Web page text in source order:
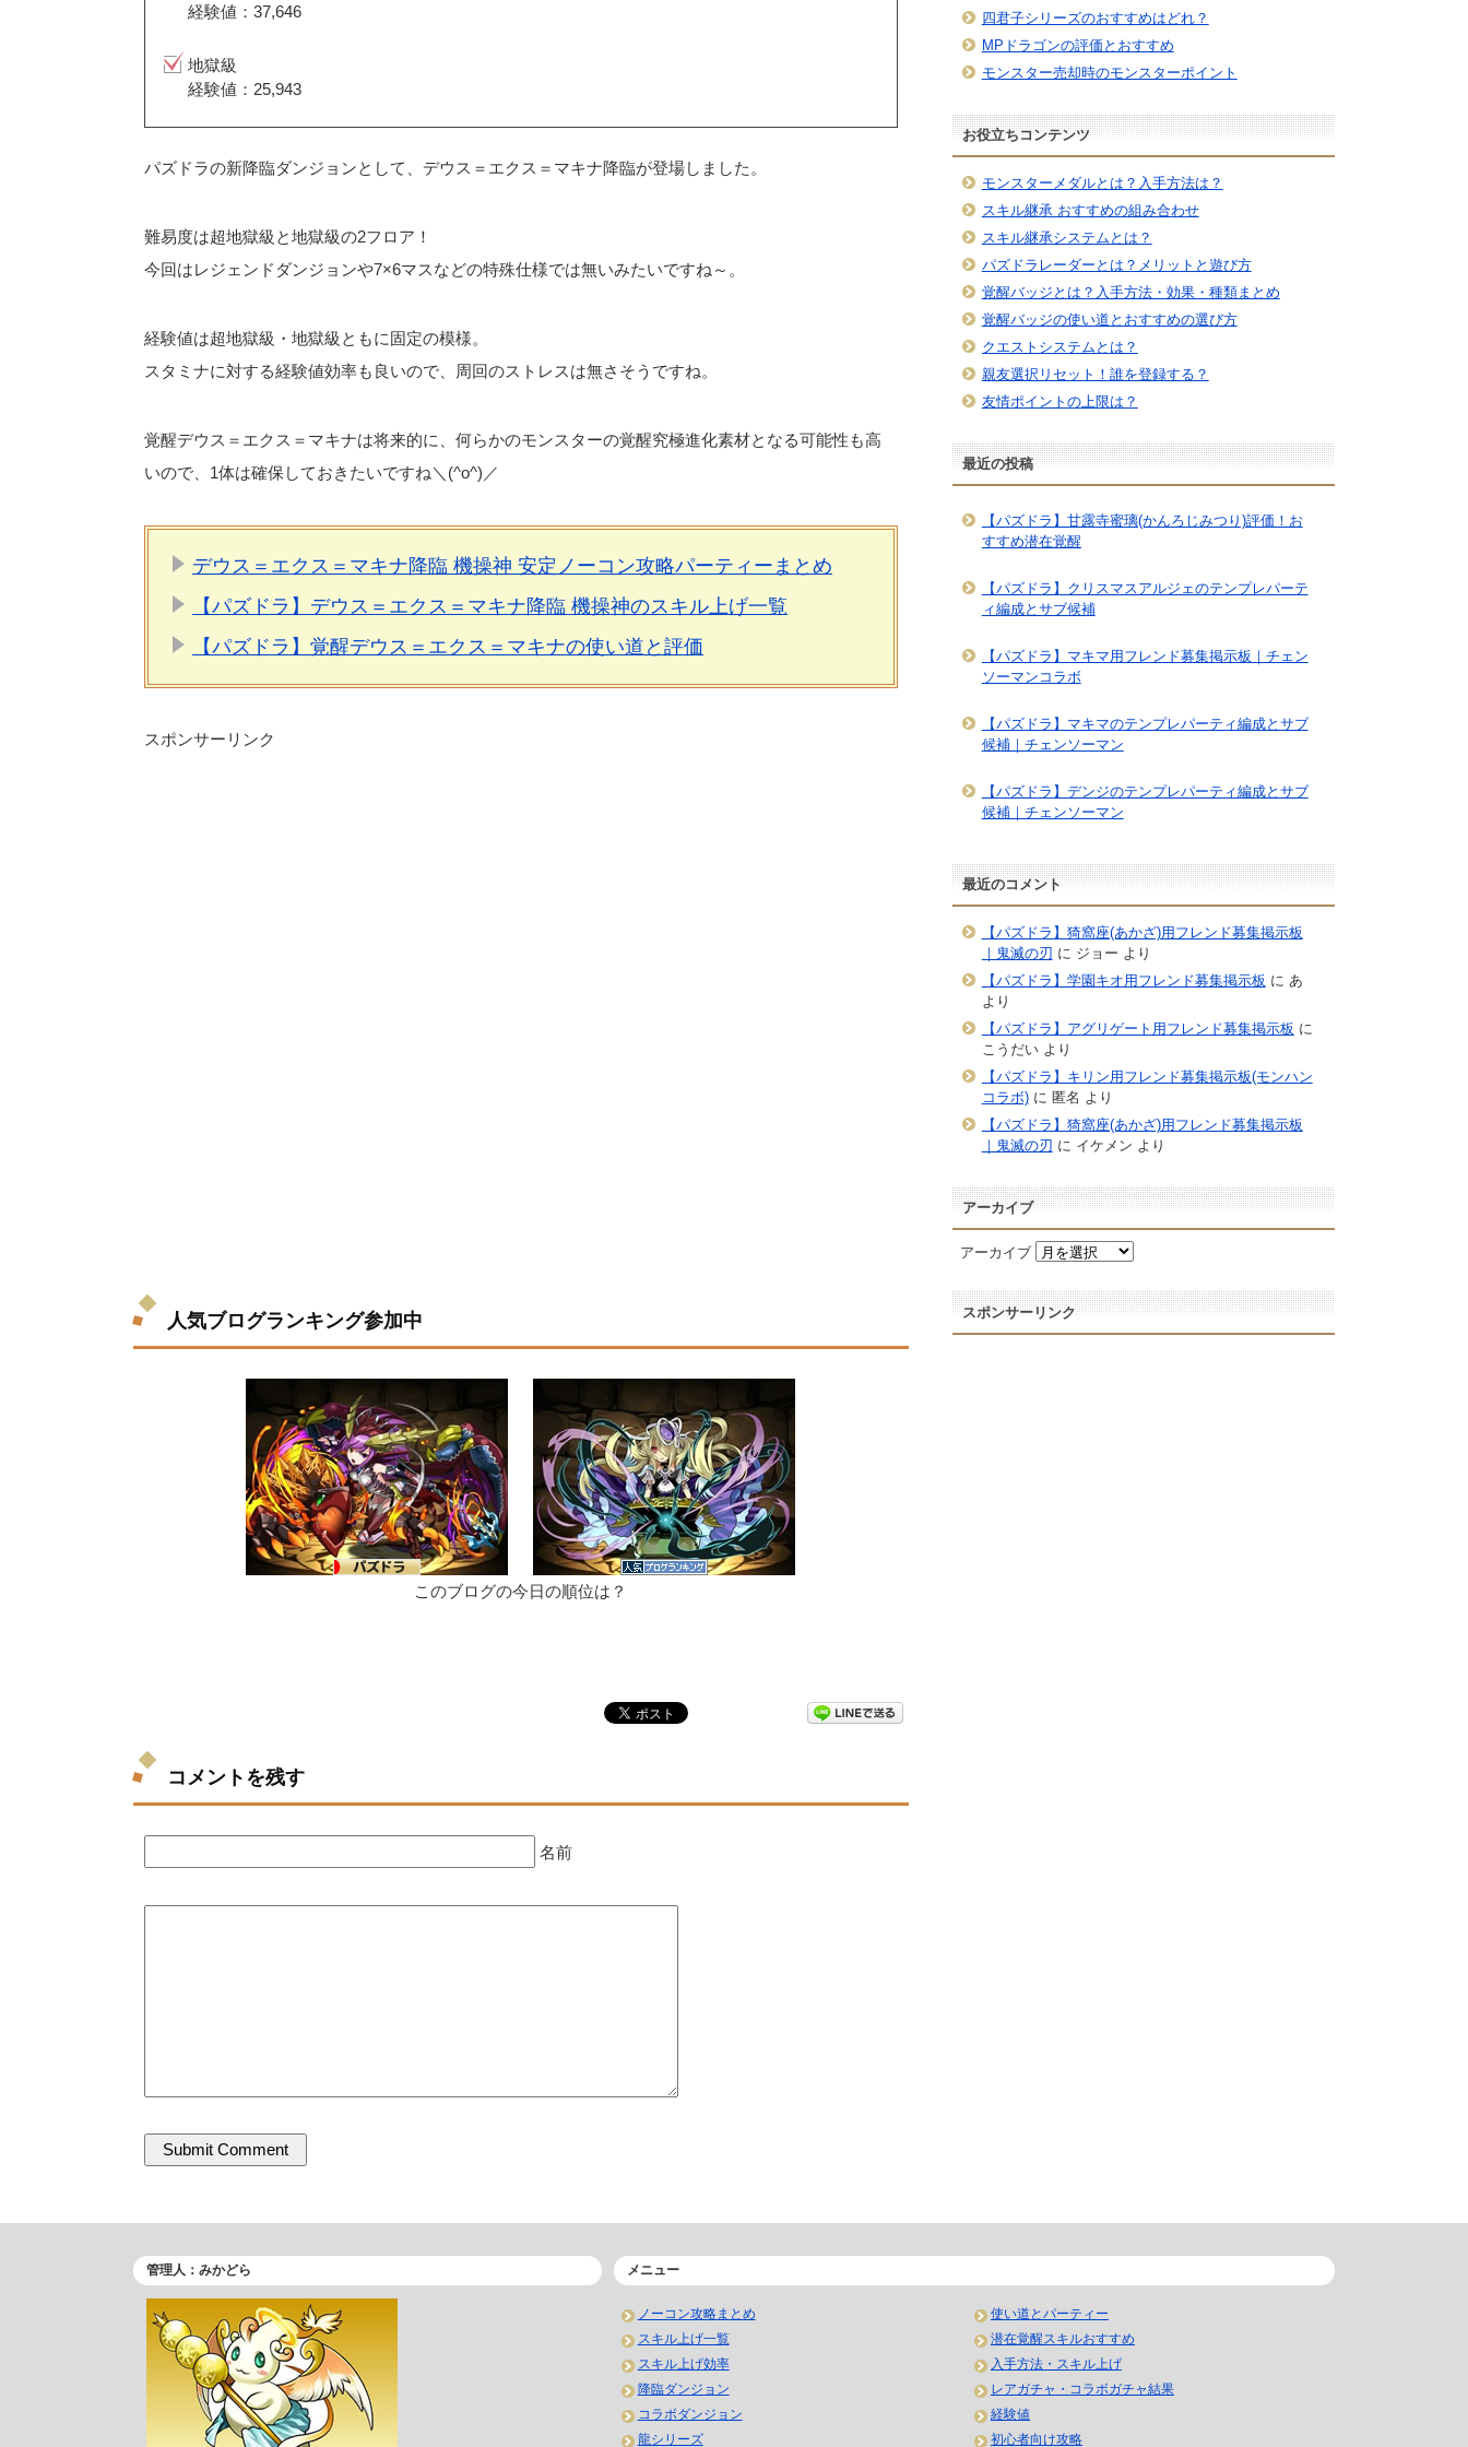
経験値：37,646
地獄級
経験値：25,943
パズドラの新降臨ダンジョンとして、デウス＝エクス＝マキナ降臨が登場しました。
難易度は超地獄級と地獄級の2フロア！
今回はレジェンドダンジョンや7×6マスなどの特殊仕様では無いみたいですね～。
経験値は超地獄級・地獄級ともに固定の模様。
スタミナに対する経験値効率も良いので、周回のストレスは無さそうですね。
覚醒デウス＝エクス＝マキナは将来的に、何らかのモンスターの覚醒究極進化素材となる可能性も高
いので、1体は確保しておきたいですね＼(^o^)／
デウス＝エクス＝マキナ降臨 機操神 安定ノーコン攻略パーティーまとめ
【パズドラ】デウス＝エクス＝マキナ降臨 機操神のスキル上げ一覧
【パズドラ】覚醒デウス＝エクス＝マキナの使い道と評価
スポンサーリンク
人気ブログランキング参加中
このブログの今日の順位は？
コメントを残す
名前
四君子シリーズのおすすめはどれ？
MPドラゴンの評価とおすすめ
モンスター売却時のモンスターポイント
お役立ちコンテンツ
モンスターメダルとは？入手方法は？
スキル継承 おすすめの組み合わせ
スキル継承システムとは？
パズドラレーダーとは？メリットと遊び方
覚醒バッジとは？入手方法・効果・種類まとめ
覚醒バッジの使い道とおすすめの選び方
クエストシステムとは？
親友選択リセット！誰を登録する？
友情ポイントの上限は？
最近の投稿
【パズドラ】甘露寺蜜璃(かんろじみつり)評価！お
すすめ潜在覚醒
【パズドラ】クリスマスアルジェのテンプレパーテ
ィ編成とサブ候補
【パズドラ】マキマ用フレンド募集掲示板｜チェン
ソーマンコラボ
【パズドラ】マキマのテンプレパーティ編成とサブ
候補｜チェンソーマン
【パズドラ】デンジのテンプレパーティ編成とサブ
候補｜チェンソーマン
最近のコメント
【パズドラ】猗窩座(あかざ)用フレンド募集掲示板
｜鬼滅の刃 に ジョー より
【パズドラ】学園キオ用フレンド募集掲示板 に あ
より
【パズドラ】アグリゲート用フレンド募集掲示板 に
こうだいより
【パズドラ】キリン用フレンド募集掲示板(モンハン
コラボ)に 匿名 より
【パズドラ】猗窩座(あかざ)用フレンド募集掲示板
｜鬼滅の刃 に イケメン より
アーカイブ
アーカイブ
スポンサーリンク
管理人：みかどら メニュー
ノーコン攻略まとめ
スキル上げ一覧
スキル上げ効率
降臨ダンジョン
コラボダンジョン
龍シリーズ
使い道とパーティー
潜在覚醒スキルおすすめ
入手方法・スキル上げ
レアガチャ・コラボガチャ結果
経験値
初心者向け攻略